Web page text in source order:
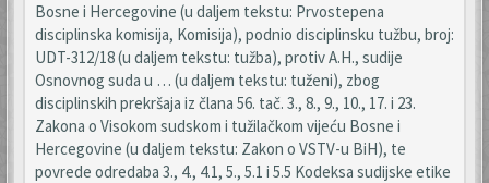
Bosne i Hercegovine (u daljem tekstu: Prvostepena
disciplinska komisija, Komisija), podnio disciplinsku tužbu, broj:
UDT-312/18 (u daljem tekstu: tužba), protiv A.H., sudije
Osnovnog suda u … (u daljem tekstu: tuženi), zbog
disciplinskih prekršaja iz člana 56. tač. 3., 8., 9., 10., 17. i 23.
Zakona o Visokom sudskom i tužilačkom vijeću Bosne i
Hercegovine (u daljem tekstu: Zakon o VSTV-u BiH), te
povrede odredaba 3., 4., 4.1, 5., 5.1 i 5.5 Kodeksa sudijske etike